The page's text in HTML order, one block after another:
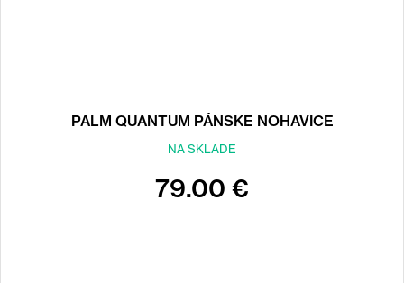
PALM QUANTUM PÁNSKE NOHAVICE
NA SKLADE
79.00 €